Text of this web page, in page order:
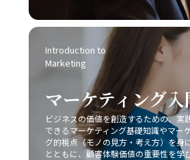
Introduction to
Marketing
マーケティング入
ビジネスの価値を創造するための、実
できるマーケティング基礎知識やマー
グ的視点（モノの見方・考え方）を身
とともに、顧客体験価値の重要性を学び